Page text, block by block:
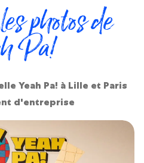
photos de
Pa!
Yeah Pa! à Lille et Paris
d'entreprise